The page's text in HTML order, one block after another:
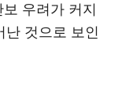
우려가 커지
난 것으로 보인